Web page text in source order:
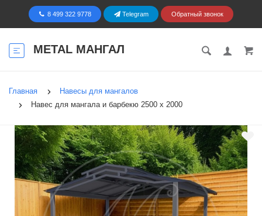
8 499 322 9778 Telegram Обратный звонок
METAL МАНГАЛ
Главная
Навесы для мангалов
Навес для мангала и барбекю 2500 х 2000